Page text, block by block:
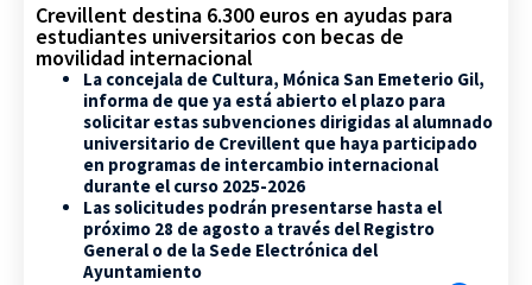
Crevillent destina 6.300 euros en ayudas para
estudiantes universitarios con becas de
movilidad internacional
La concejala de Cultura, Mónica San Emeterio Gil,
informa de que ya está abierto el plazo para
solicitar estas subvenciones dirigidas al alumnado
universitario de Crevillent que haya participado
en programas de intercambio internacional
durante el curso 2025-2026
Las solicitudes podrán presentarse hasta el
próximo 28 de agosto a través del Registro
General o de la Sede Electrónica del
Ayuntamiento